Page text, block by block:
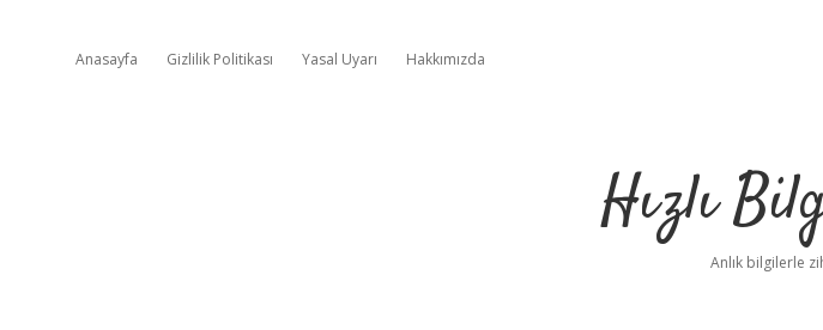
Anasayfa Gizlilik Politikası Yasal Uyarı Hakkımızda
Hızlı
Anlık bilgilerle